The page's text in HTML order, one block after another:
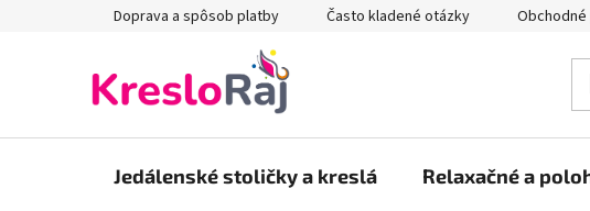
Doprava a spôsob platby Často kladené otázky
Jedálenské stoličky a kreslá Relaxačné a